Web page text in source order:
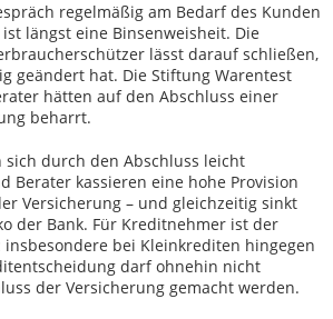
regelmäßig am Bedarf des Kunden
längst eine Binsenweisheit. Die
lässt darauf schließen,
geändert hat. Die Stiftung Warentest
hätten auf den Abschluss einer
beharrt.
sich durch den Abschluss leicht
Berater kassieren eine hohe Provision
Versicherung – und gleichzeitig sinkt
der Bank. Für Kreditnehmer ist der
insbesondere bei Kleinkrediten hingegen
darf ohnehin nicht
der Versicherung gemacht werden.